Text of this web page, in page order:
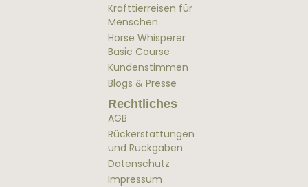
Krafttierreisen für
Menschen
Horse Whisperer
Basic Course
Kundenstimmen
Blogs & Presse
Rechtliches
AGB
Rückerstattungen
und Rückgaben
Datenschutz
Impressum